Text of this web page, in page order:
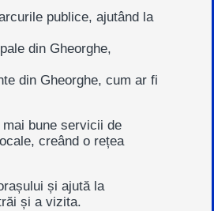
publice, ajutând la
din Gheorghe,
din Gheorghe, cum ar fi
bune servicii de
creând o rețea
și ajută la
și a vizita.